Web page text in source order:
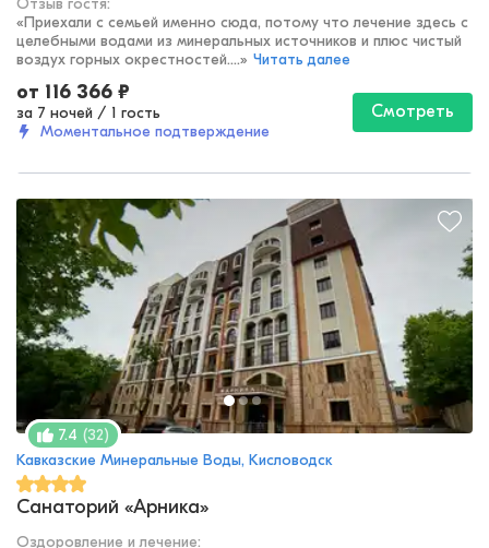
Отзыв гостя:
«Приехали с семьей именно сюда, потому что лечение здесь с
целебными водами из минеральных источников и плюс чистый
воздух горных окрестностей....» Читать далее
от 116 366 ₽
за 7 ночей / 1 гость
Моментальное подтверждение
Смотреть
7.4 (32)
Кавказские Минеральные Воды, Кисловодск
Санаторий «Арника»
Оздоровление и лечение: